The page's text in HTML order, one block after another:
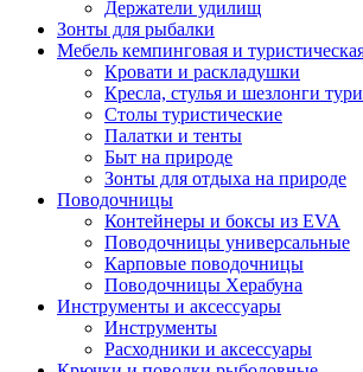
Держатели удилищ
Зонты для рыбалки
Мебель кемпинговая и
Кровати и раскладушки
Кресла, стулья и шезлонги
Столы туристические
Палатки и тенты
Быт на природе
Зонты для отдыха на природе
Поводочницы
Контейнеры и боксы из EVA
Поводочницы универсальные
Карповые поводочницы
Поводочницы Херабуна
Инструменты и аксессуары
Инструменты
Расходники и аксессуары